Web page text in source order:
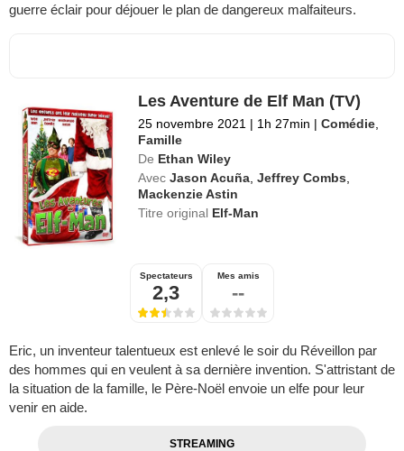
guerre éclair pour déjouer le plan de dangereux malfaiteurs.
Les Aventure de Elf Man (TV)
25 novembre 2021 | 1h 27min | Comédie
Famille
De Ethan Wiley
Avec Jason Acuña ,Jeffrey Combs
Mackenzie Astin
Titre original Elf-Man
Spectateurs
2,3
Mes amis
--
Eric, un inventeur talentueux est enlevé le soir du Réveillon par
des hommes qui en veulent à sa dernière invention. S'attristant de
la situation de la famille, le Père-Noël envoie un elfe pour leur
venir en aide.
STREAMING